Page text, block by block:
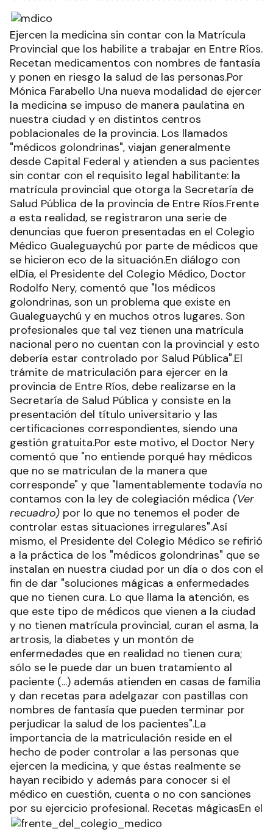
Ejercen la medicina sin contar con la Matrícula
Provincial que los habilite a trabajar en Entre Ríos.
Recetan medicamentos con nombres de fantasía
y ponen en riesgo la salud de las personas.Por
Mónica Farabello Una nueva modalidad de ejercer
la medicina se impuso de manera paulatina en
nuestra ciudad y en distintos centros
poblacionales de la provincia. Los llamados
"médicos golondrinas", viajan generalmente
desde Capital Federal y atienden a sus pacientes
sin contar con el requisito legal habilitante: la
matrícula provincial que otorga la Secretaría de
Salud Pública de la provincia de Entre Ríos.Frente
a esta realidad, se registraron una serie de
denuncias que fueron presentadas en el Colegio
Médico Gualeguaychú por parte de médicos que
se hicieron eco de la situación.En diálogo con
elDía, el Presidente del Colegio Médico, Doctor
Rodolfo Nery, comentó que "los médicos
golondrinas, son un problema que existe en
Gualeguaychú y en muchos otros lugares. Son
profesionales que tal vez tienen una matrícula
nacional pero no cuentan con la provincial y esto
debería estar controlado por Salud Pública".El
trámite de matriculación para ejercer en la
provincia de Entre Ríos, debe realizarse en la
Secretaría de Salud Pública y consiste en la
presentación del título universitario y las
certificaciones correspondientes, siendo una
gestión gratuita.Por este motivo, el Doctor Nery
comentó que "no entiende porqué hay médicos
que no se matriculan de la manera que
corresponde" y que "lamentablemente todavía no
contamos con la ley de colegiación médica (Ver
recuadro) por lo que no tenemos el poder de
controlar estas situaciones irregulares".Así
mismo, el Presidente del Colegio Médico se refirió
a la práctica de los "médicos golondrinas" que se
instalan en nuestra ciudad por un día o dos con el
fin de dar "soluciones mágicas a enfermedades
que no tienen cura. Lo que llama la atención, es
que este tipo de médicos que vienen a la ciudad
y no tienen matrícula provincial, curan el asma, la
artrosis, la diabetes y un montón de
enfermedades que en realidad no tienen cura;
sólo se le puede dar un buen tratamiento al
paciente (...) además atienden en casas de familia
y dan recetas para adelgazar con pastillas con
nombres de fantasía que pueden terminar por
perjudicar la salud de los pacientes".La
importancia de la matriculación reside en el
hecho de poder controlar a las personas que
ejercen la medicina, y que éstas realmente se
hayan recibido y además para conocer si el
médico en cuestión, cuenta o no con sanciones
por su ejercicio profesional. Recetas mágicasEn el